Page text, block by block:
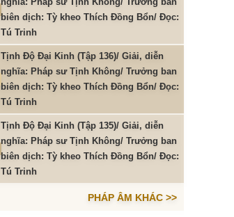
biên dịch: Tỳ kheo Thích Đồng Bổn/ Đọc:
Tú Trinh
Tịnh Độ Đại Kinh (Tập 136)/ Giải, diễn
nghĩa: Pháp sư Tịnh Không/ Trưởng ban
biên dịch: Tỳ kheo Thích Đồng Bổn/ Đọc:
Tú Trinh
Tịnh Độ Đại Kinh (Tập 135)/ Giải, diễn
nghĩa: Pháp sư Tịnh Không/ Trưởng ban
biên dịch: Tỳ kheo Thích Đồng Bổn/ Đọc:
Tú Trinh
PHÁP ÂM KHÁC >>